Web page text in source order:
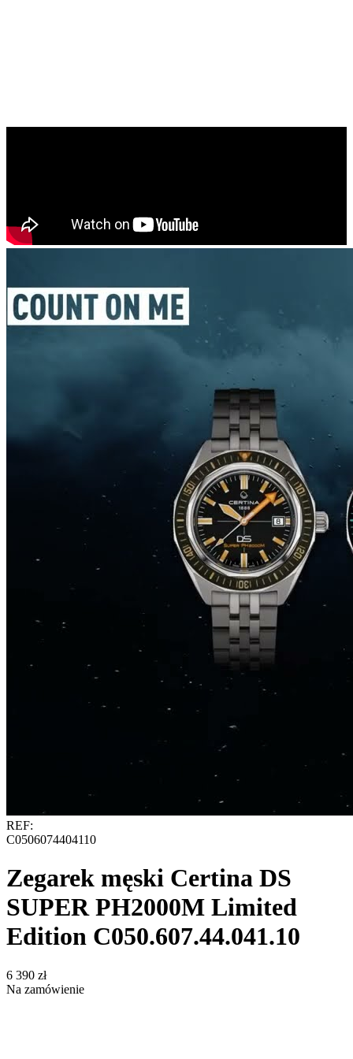
REF:
C0506074404110
Zegarek męski Certina DS
SUPER PH2000M Limited
Edition C050.607.44.041.10
‍6 390‍ zł
Na zamówienie